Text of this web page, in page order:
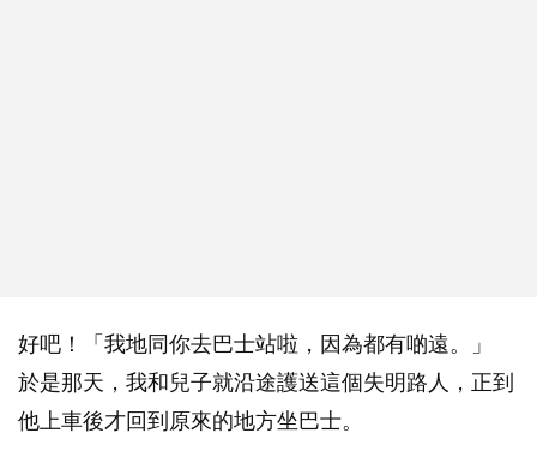
好吧！「我地同你去巴士站啦，因為都有啲遠。」
於是那天，我和兒子就沿途護送這個失明路人，正到
他上車後才回到原來的地方坐巴士。